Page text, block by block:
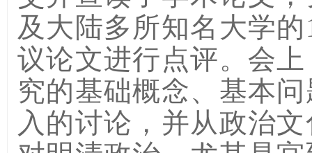
及大陆多所知名大学
议论文进行点评。会
究的基础概念、基本
入的讨论，并从政治